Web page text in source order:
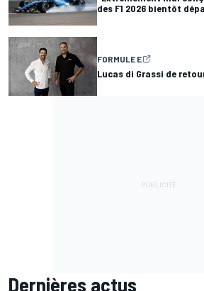
des F1 2026 bientôt
FORMULE E
Lucas di Grassi de
Dernières actus